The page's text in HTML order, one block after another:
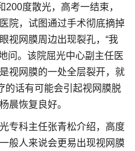
度散光，高考一结束，
院，试图通过手术彻底摘掉
视网膜周边出现裂孔，“我
问。该院屈光中心副主任医
视网膜的一处全层裂开，就
的话有可能会引起视网膜脱
晨恢复良好。
专科主任张青松介绍，高度
般人来说会更易出现视网膜